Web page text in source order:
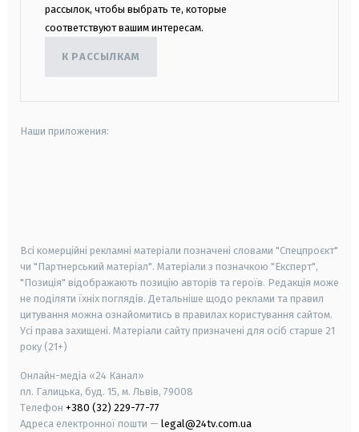
рассылок, чтобы выбрать те, которые
соответствуют вашим интересам.
К РАССЫЛКАМ
Наши приложения:
Всі комерційні рекламні матеріали позначені словами "Спецпроєкт"
чи "Партнерський матеріал". Матеріали з позначкою "Експерт",
"Позиція" відображають позицію авторів та героїв. Редакція може
не поділяти їхніх поглядів. Детальніше щодо реклами та правил
цитування можна ознайомитись в правилах користування сайтом.
Усі права захищені. Матеріали сайту призначені для осіб старше 21
року (21+)
Онлайн-медіа «24 Канал»
пл. Галицька, буд. 15, м. Львів, 79008
Телефон +380 (32) 229-77-77
Адреса електронної пошти — legal@24tv.com.ua